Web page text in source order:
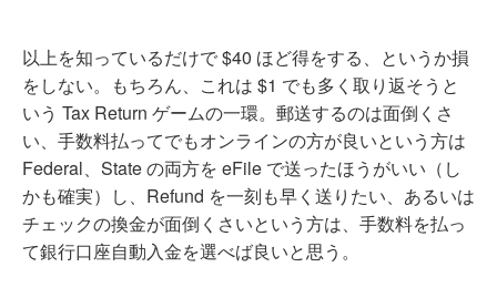
以上を知っているだけで $40 ほど得をする、というか損
をしない。もちろん、これは $1 でも多く取り返そうと
いう Tax Return ゲームの一環。郵送するのは面倒くさ
い、手数料払ってでもオンラインの方が良いという方は
Federal、State の両方を eFile で送ったほうがいい（し
かも確実）し、Refund を一刻も早く送りたい、あるいは
チェックの換金が面倒くさいという方は、手数料を払っ
て銀行口座自動入金を選べば良いと思う。